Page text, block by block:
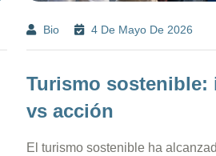
Bio 4 De Mayo De 2026
Turismo sostenible:
vs acción
El turismo sostenible ha